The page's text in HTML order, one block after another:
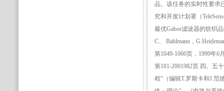
品。该任务的实时性要求
究和开发计划署（
最优Gabor滤波器的纺织
C、 Bahlmann，
第1049-1060页，1999年
第181-2001982页 四。
程”（编辑T.罗斯卡和J.范